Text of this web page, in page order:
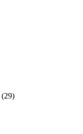
(29)